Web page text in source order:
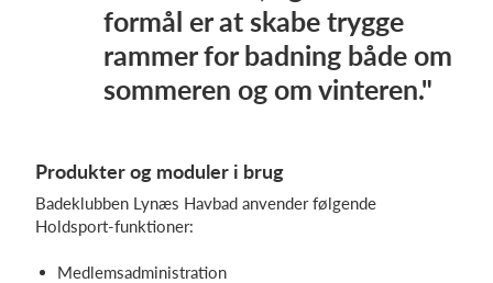
formål er at skabe trygge
rammer for badning både om
sommeren og om vinteren."
Produkter og moduler i brug
Badeklubben Lynæs Havbad anvender følgende
Holdsport-funktioner:
Medlemsadministration